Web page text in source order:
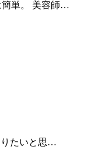
簡単。 美容師…
りたいと思…